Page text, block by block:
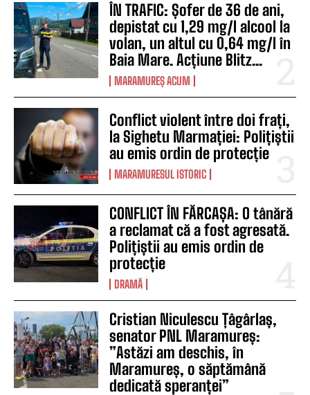
ÎN TRAFIC: Șofer de 36 de ani,
depistat cu 1,29 mg/l alcool la
volan, un altul cu 0,64 mg/l în
Baia Mare. Acțiune Blitz...
MARAMUREȘ ACUM
Conflict violent între doi frați,
la Sighetu Marmației: Polițiștii
au emis ordin de protecție
MARAMURESUL ISTORIC
CONFLICT ÎN FĂRCAȘA: O tânără
a reclamat că a fost agresată.
Polițiștii au emis ordin de
protecție
DRAMĂ
Cristian Niculescu Țâgârlaș,
senator PNL Maramureș:
”Astăzi am deschis, în
Maramureș, o săptămână
dedicată speranței”